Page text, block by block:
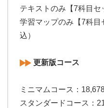
テキストのみ【7科目セ
学習マップのみ【7科
込）
更新版コース
ミニマムコース：
スタンダードコース：